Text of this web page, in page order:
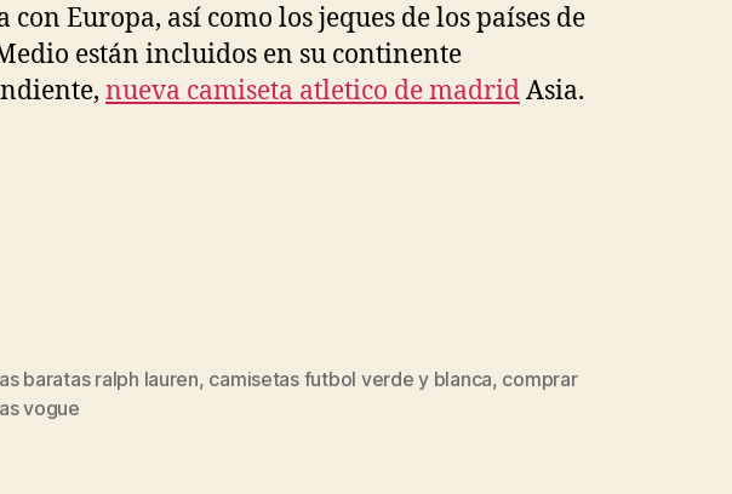
con Europa, así como los jeques de los países de
están incluidos en su continente
nueva camiseta atletico de madridAsia.
baratas ralph lauren, camisetas futbol verde y blanca, comprar
vogue